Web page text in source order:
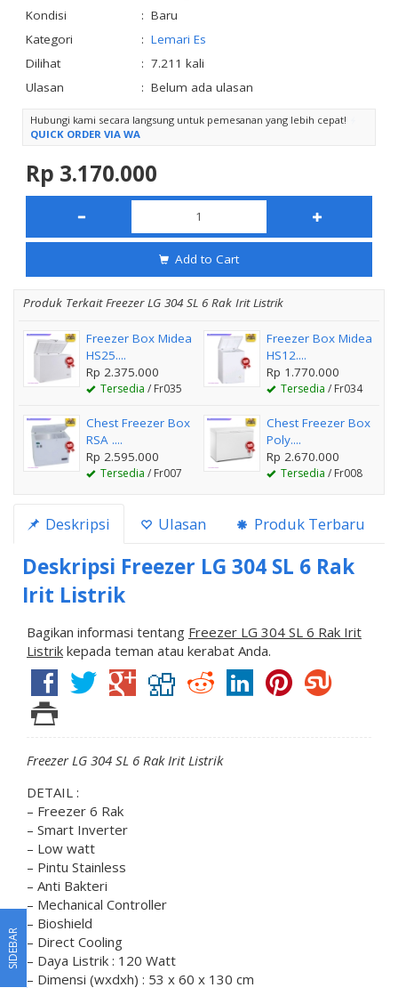
Kondisi
: Baru
Kategori
: Lemari Es
Dilihat
: 7.211 kali
Ulasan
: Belum ada ulasan
Hubungi kami secara langsung untuk pemesanan yang lebih cepat!
QUICK ORDER VIA WA
Rp 3.170.000
Add to Cart
Produk Terkait Freezer LG 304 SL 6 Rak Irit Listrik
Freezer Box Midea
HS25....
Rp 2.375.000
Tersedia / Fr035
Freezer Box Midea
HS12....
Rp 1.770.000
Tersedia / Fr034
Chest Freezer Box
RSA ....
Rp 2.595.000
Tersedia / Fr007
Chest Freezer Box
Poly....
Rp 2.670.000
Tersedia / Fr008
Deskripsi Ulasan Produk Terbaru
Deskripsi Freezer LG 304 SL 6 Rak
Irit Listrik
Bagikan informasi tentang Freezer LG 304 SL 6 Rak Irit
Listrik kepada teman atau kerabat Anda.
Freezer LG 304 SL 6 Rak Irit Listrik
DETAIL :
– Freezer 6 Rak
– Smart Inverter
– Low watt
– Pintu Stainless
– Anti Bakteri
– Mechanical Controller
– Bioshield
– Direct Cooling
– Daya Listrik : 120 Watt
– Dimensi (wxdxh) : 53 x 60 x 130 cm
SIDEBAR